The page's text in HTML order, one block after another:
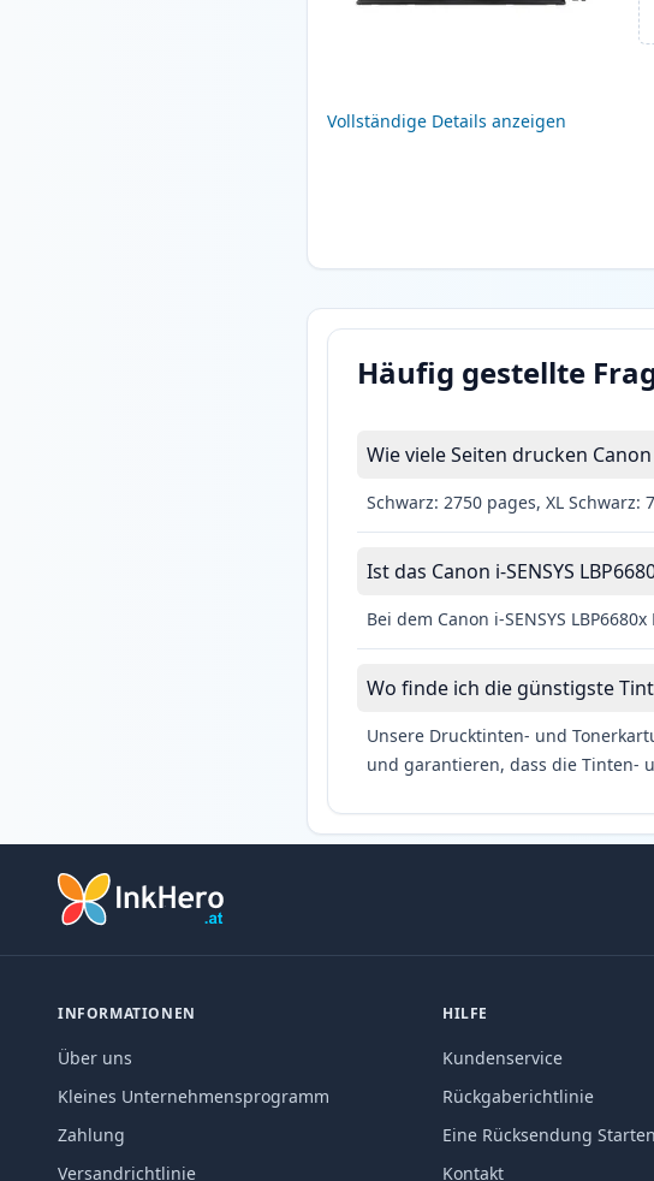
Vollständige Details anzeigen
Häufig gestellte
Wie viele Seiten drucken
Schwarz: 2750 pages, XL Schwarz:
Ist das Canon i-SENSYS
Bei dem Canon i-SENSYS
Wo finde ich die günstigste
Unsere Drucktinten- und
und garantieren, dass die Tinten-
INFORMATIONEN
Über uns
Kleines Unternehmensprogramm
Zahlung
Versandrichtlinie
HILFE
Kundenservice
Rückgaberichtlinie
Eine Rücksendung Starten
Kontakt